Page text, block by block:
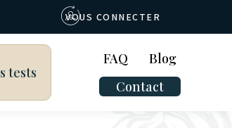
VOUS CONNECTER
tests
FAQ
Blog
Contact